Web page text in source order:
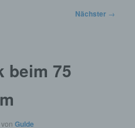
Nächster →
beim 75
vonGulde